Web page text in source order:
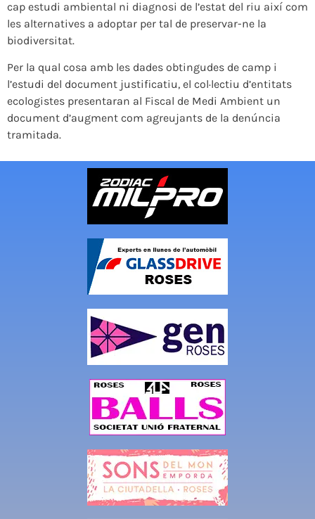
cap estudi ambiental ni diagnosi de l’estat del riu així com
les alternatives a adoptar per tal de preservar-ne la
biodiversitat.
Per la qual cosa amb les dades obtingudes de camp i
l’estudi del document justificatiu, el col·lectiu d’entitats
ecologistes presentaran al Fiscal de Medi Ambient un
document d’augment com agreujants de la denúncia
tramitada.